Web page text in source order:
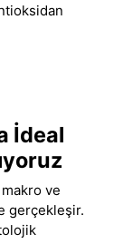
İdeal
ve
gerçekleşir.